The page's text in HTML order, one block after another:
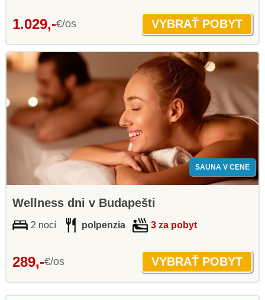
1.029,-€/os
SAUNA V CENE
Wellness dni v Budapešti
2 nocí polpenzia 3 za pobyt
289,-€/os